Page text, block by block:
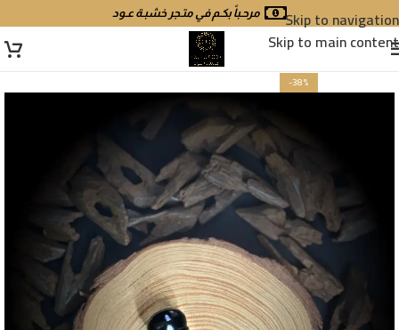
Skip to navigation
Skip to main content
مرحـباً بكـم في متـجر خشبـة عـود
-38%